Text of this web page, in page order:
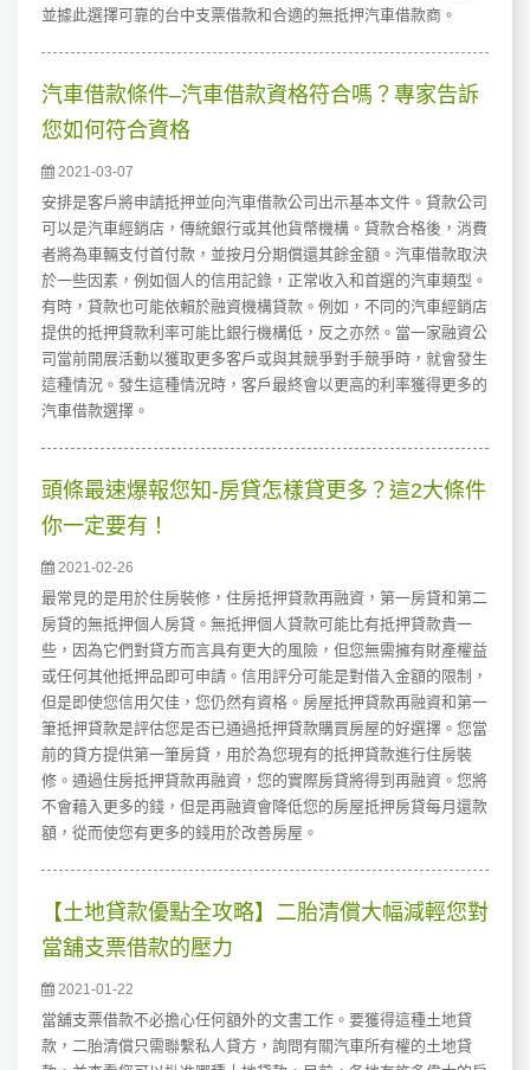
並據此選擇可靠的台中支票借款和合適的無抵押汽車借款商。
汽車借款條件–汽車借款資格符合嗎？專家告訴
您如何符合資格
2021-03-07
安排是客戶將申請抵押並向汽車借款公司出示基本文件。貸款公司
可以是汽車經銷店，傳統銀行或其他貨幣機構。貸款合格後，消費
者將為車輛支付首付款，並按月分期償還其餘金額。汽車借款取決
於一些因素，例如個人的信用記錄，正常收入和首選的汽車類型。
有時，貸款也可能依賴於融資機構貸款。例如，不同的汽車經銷店
提供的抵押貸款利率可能比銀行機構低，反之亦然。當一家融資公
司當前開展活動以獲取更多客戶或與其競爭對手競爭時，就會發生
這種情況。發生這種情況時，客戶最終會以更高的利率獲得更多的
汽車借款選擇。
頭條最速爆報您知-房貸怎樣貸更多？這2大條件
你一定要有！
2021-02-26
最常見的是用於住房裝修，住房抵押貸款再融資，第一房貸和第二
房貸的無抵押個人房貸。無抵押個人貸款可能比有抵押貸款貴一
些，因為它們對貸方而言具有更大的風險，但您無需擁有財產權益
或任何其他抵押品即可申請。信用評分可能是對借入金額的限制，
但是即使您信用欠佳，您仍然有資格。房屋抵押貸款再融資和第一
筆抵押貸款是評估您是否已通過抵押貸款購買房屋的好選擇。您當
前的貸方提供第一筆房貸，用於為您現有的抵押貸款進行住房裝
修。通過住房抵押貸款再融資，您的實際房貸將得到再融資。您將
不會藉入更多的錢，但是再融資會降低您的房屋抵押房貸每月還款
額，從而使您有更多的錢用於改善房屋。
【土地貸款優點全攻略】二胎清償大幅減輕您對
當舖支票借款的壓力
2021-01-22
當舖支票借款不必擔心任何額外的文書工作。要獲得這種土地貸
款，二胎清償只需聯繫私人貸方，詢問有關汽車所有權的土地貸